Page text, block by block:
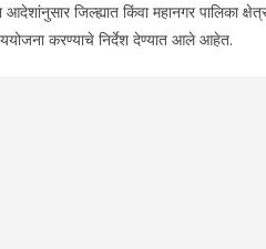
जिल्ह्यात किंवा महानगर पालिका
करण्याचे निर्देश देण्यात आले आहेत.